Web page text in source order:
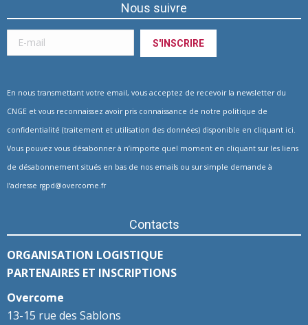
Nous suivre
En nous transmettant votre email, vous acceptez de recevoir la newsletter du
CNGE et vous reconnaissez avoir pris connaissance de notre politique de
confidentialité (traitement et utilisation des données) disponible en cliquant ici.
Vous pouvez vous désabonner à n’importe quel moment en cliquant sur les liens
de désabonnement situés en bas de nos emails ou sur simple demande à
l’adresse rgpd@overcome.fr
Contacts
ORGANISATION LOGISTIQUE
PARTENAIRES ET INSCRIPTIONS
Overcome
13-15 rue des Sablons